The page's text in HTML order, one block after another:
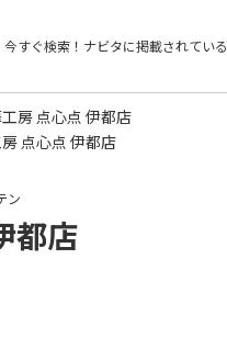
すぐ検索！ ナビタに掲載されている
房 点心点 伊都店
点心点 伊都店
ン
都店